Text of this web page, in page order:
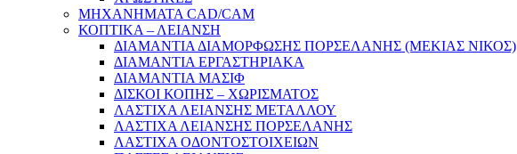
ΜΗΧΑΝΗΜΑΤΑ CAD/CAM
ΚΟΠΤΙΚΑ – ΛΕΙΑΝΣΗ
ΔΙΑΜΑΝΤΙΑ ΔΙΑΜΟΡΦΩΣΗΣ ΠΟΡΣΕΛΑΝΗΣ (ΜΕΚΙΑΣ ΝΙΚΟΣ)
ΔΙΑΜΑΝΤΙΑ ΕΡΓΑΣΤΗΡΙΑΚΑ
ΔΙΑΜΑΝΤΙΑ ΜΑΣΙΦ
ΔΙΣΚΟΙ ΚΟΠΗΣ – ΧΩΡΙΣΜΑΤΟΣ
ΛΑΣΤΙΧΑ ΛΕΙΑΝΣΗΣ ΜΕΤΑΛΛΟΥ
ΛΑΣΤΙΧΑ ΛΕΙΑΝΣΗΣ ΠΟΡΣΕΛΑΝΗΣ
ΛΑΣΤΙΧΑ ΟΔΟΝΤΟΣΤΟΙΧΕΙΩΝ